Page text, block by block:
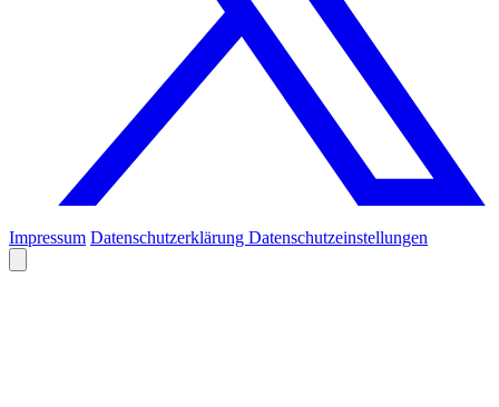
Impressum Datenschutzerklärung Datenschutzeinstellungen